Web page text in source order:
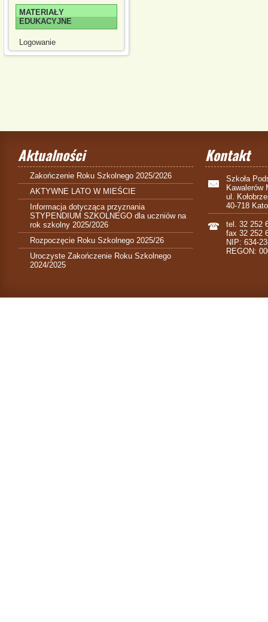
MATERIAŁY
EDUKACYJNE
Logowanie
Aktualności
Zakończenie Roku Szkolnego 2025/2026
AKTYWNE LATO W MIEŚCIE
Informacja dotycząca przyznania
STYPENDIUM SZKOLNEGO dla uczniów na
rok szkolny 2025/2026
Rozpoczęcie Roku Szkolnego 2025/26
Uroczyste Zakończenie Roku Szkolnego
2024/2025
Kontakt
Szkoła
Kawalerów
ul.
40-718
tel. 32 252
fax 32 252
NIP: 634-
REGON: